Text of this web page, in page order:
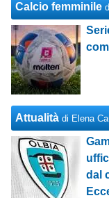
Calcio femminile
Attualità di Elena
dal